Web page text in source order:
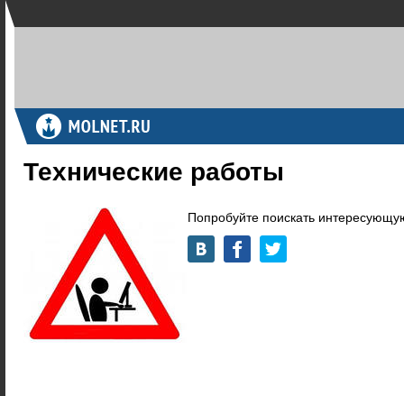
Технические работы
Попробуйте поискать